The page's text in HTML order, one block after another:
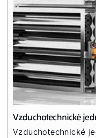
Vzduchotechnické
Vzduchotechnické
WOLF Akadémia